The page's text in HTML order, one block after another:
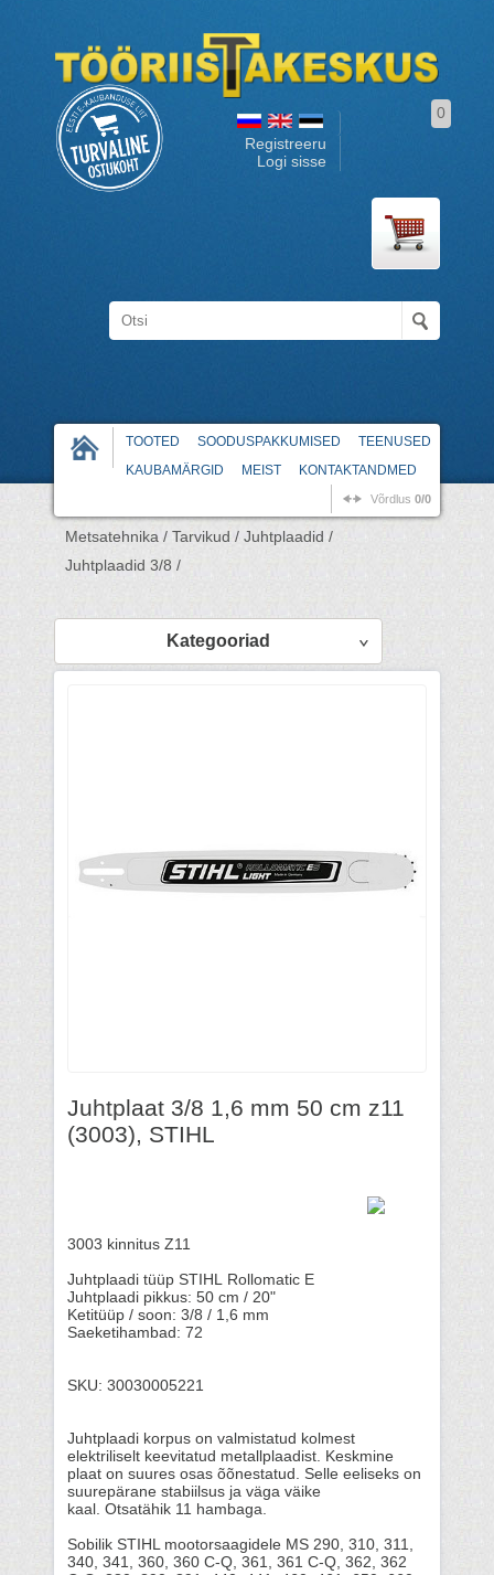
Registreeru
Logi sisse
0
TOOTED SOODUSPAKKUMISED
TEENUSED
KAUBAMÄRGID
MEIST KONTAKTANDMED
Võrdlus 0/0
Metsatehnika / Tarvikud / Juhtplaadid /
Juhtplaadid 3/8 /
Kategooriad
Juhtplaat 3/8 1,6 mm 50 cm z11
(3003), STIHL
3003 kinnitus Z11
Juhtplaadi tüüp STIHL Rollomatic E
Juhtplaadi pikkus: 50 cm / 20"
Ketitüüp / soon: 3/8 / 1,6 mm
Saeketihambad: 72
SKU: 30030005221
Juhtplaadi korpus on valmistatud kolmest
elektriliselt keevitatud metallplaadist. Keskmine
plaat on suures osas õõnestatud. Selle eeliseks on
suurepärane stabiilsus ja väga väike
kaal. Otsatähik 11 hambaga.
Sobilik STIHL mootorsaagidele MS 290, 310, 311,
340, 341, 360, 360 C-Q, 361, 361 C-Q, 362, 362